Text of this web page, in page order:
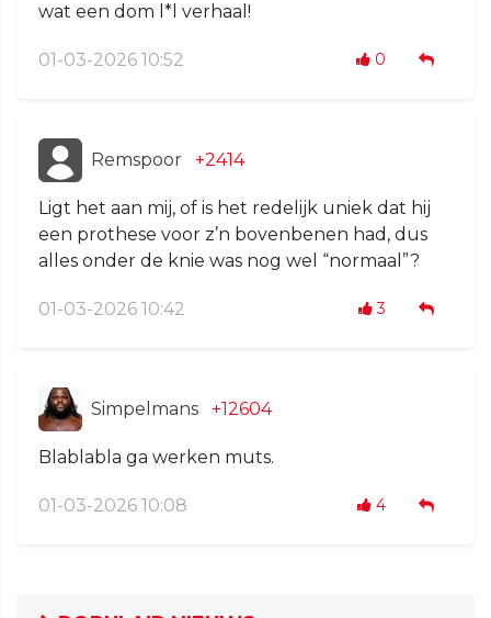
wat een dom l*l verhaal!
01-03-2026 10:52 0
Remspoor +2414
Ligt het aan mij, of is het redelijk uniek dat hij
een prothese voor z’n bovenbenen had, dus
alles onder de knie was nog wel “normaal”?
01-03-2026 10:42 3
Simpelmans +12604
Blablabla ga werken muts.
01-03-2026 10:08 4